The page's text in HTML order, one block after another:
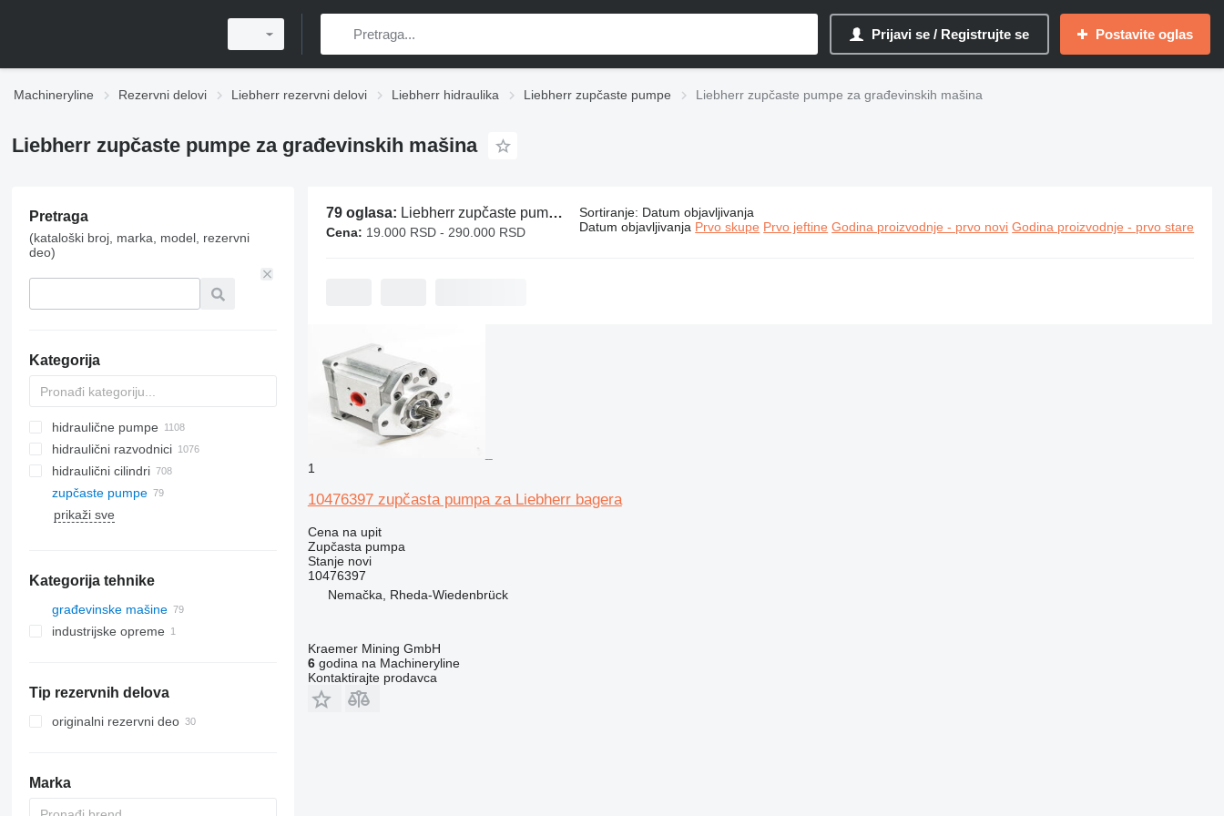
Prijavi se / Registrujte se Postavite oglas
Machineryline Rezervni delovi Liebherr rezervni delovi Liebherr hidraulika Liebherr zupčaste pumpe Liebherr zupčaste pumpe za građevinskih mašina
Liebherr zupčaste pumpe za građevinskih mašina
Pretraga
(kataloški broj, marka, model, rezervni
deo)
Kategorija
hidraulične pumpe
hidraulični razvodnici
hidraulični cilindri
zupčaste pumpe
prikaži sve
Kategorija tehnike
građevinske mašine
bageri
toranjske dizalice
buldožeri
građevinski utovarivači
prednji utovarivači
druge građevinske mašine
industrijske opreme
Tip rezervnih delova
originalni rezervni deo
Marka
79 oglasa: Liebherr zupčaste pumpe za građevinskih mašina
Cena: 19.000 RSD - 290.000 RSD
Sortiranje: Datum objavljivanja
Datum objavljivanja Prvo skupe Prvo jeftine Godina proizvodnje - prvo novi Godina proizvodnje - prvo stare
1
10476397 zupčasta pumpa za Liebherr bagera
Cena na upit
Zupčasta pumpa
Stanjenovi
10476397
Nemačka, Rheda-Wiedenbrück
Kraemer Mining GmbH
6godina na Machineryline
Kontaktirajte prodavca